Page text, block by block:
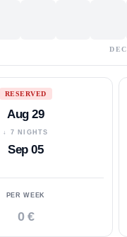
DEC
RESERVED
Aug 29
↓ 7 NIGHTS
Sep 05
PER WEEK
0 €